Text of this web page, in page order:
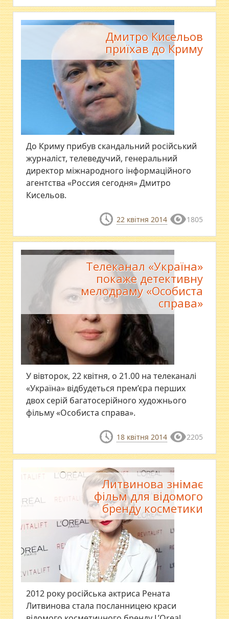
Дмитро Кисельов
приїхав до Криму
До Криму прибув скандальний російський
журналіст, телеведучий, генеральний
директор міжнародного інформаційного
агентства «Россия сегодня» Дмитро
Кисельов.
22 квітня 2014 1805
Телеканал «Україна»
покаже детективну
мелодраму «Особиста
справа»
У вівторок, 22 квітня, о 21.00 на телеканалі
«Україна» відбудеться прем’єра перших
двох серій багатосерійного художнього
фільму «Особиста справа».
18 квітня 2014 2205
Литвинова знімає
фільм для відомого
бренду косметики
2012 року російська актриса Рената
Литвинова стала посланницею краси